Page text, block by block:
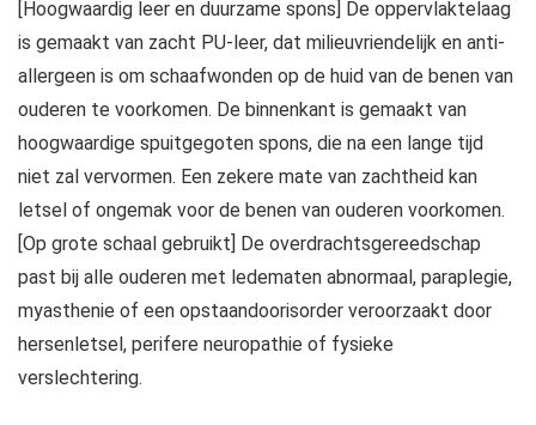
[Hoogwaardig leer en duurzame spons] De oppervlaktelaag
is gemaakt van zacht PU-leer, dat milieuvriendelijk en anti-
allergeen is om schaafwonden op de huid van de benen van
ouderen te voorkomen. De binnenkant is gemaakt van
hoogwaardige spuitgegoten spons, die na een lange tijd
niet zal vervormen. Een zekere mate van zachtheid kan
letsel of ongemak voor de benen van ouderen voorkomen.
[Op grote schaal gebruikt] De overdrachtsgereedschap
past bij alle ouderen met ledematen abnormaal, paraplegie,
myasthenie of een opstaandoorisorder veroorzaakt door
hersenletsel, perifere neuropathie of fysieke
verslechtering.